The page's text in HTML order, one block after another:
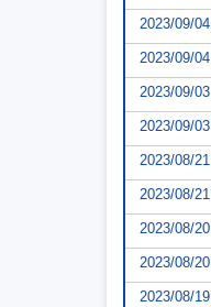
2023/09/04
2023/09/04
2023/09/03
2023/09/03
2023/08/21
2023/08/21
2023/08/20
2023/08/20
2023/08/19